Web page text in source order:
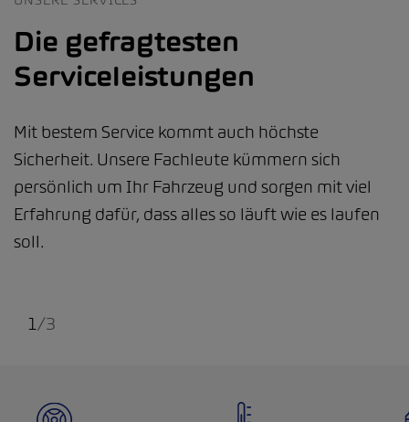
Die gefragtesten
Serviceleistungen
Mit bestem Service kommt auch höchste
Sicherheit. Unsere Fachleute kümmern sich
persönlich um Ihr Fahrzeug und sorgen mit viel
Erfahrung dafür, dass alles so läuft wie es laufen
soll.
1/3